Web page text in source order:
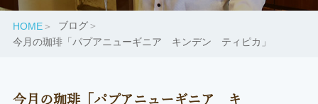
HOME
ブログ
今月の珈琲「パプアニューギニア キンデン ティピカ」
今月の珈琲「パプアニューギニア キ